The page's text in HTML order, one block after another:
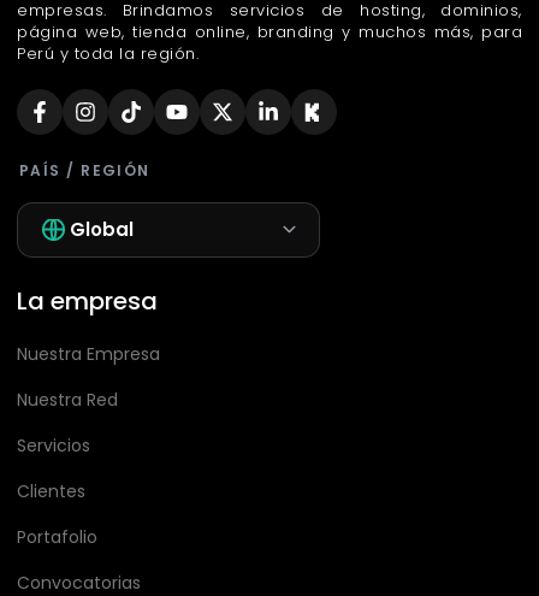
empresas. Brindamos servicios de hosting, dominios,
página web, tienda online, branding y muchos más, para
Perú y toda la región.
PAÍS / REGIÓN
Global
La empresa
Nuestra Empresa
Nuestra Red
Servicios
Clientes
Portafolio
Convocatorias